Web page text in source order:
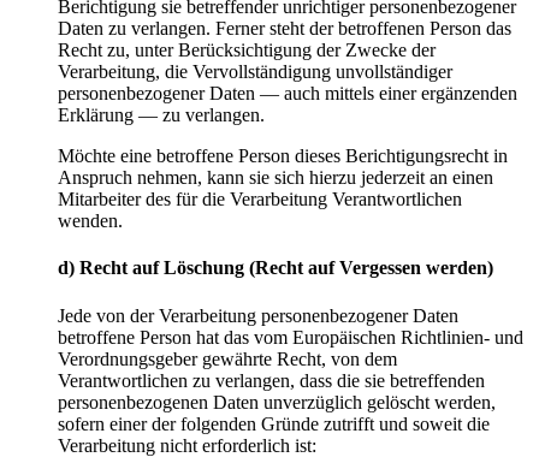
Berichtigung sie betreffender unrichtiger personenbezogener
Daten zu verlangen. Ferner steht der betroffenen Person das
Recht zu, unter Berücksichtigung der Zwecke der
Verarbeitung, die Vervollständigung unvollständiger
personenbezogener Daten — auch mittels einer ergänzenden
Erklärung — zu verlangen.
Möchte eine betroffene Person dieses Berichtigungsrecht in
Anspruch nehmen, kann sie sich hierzu jederzeit an einen
Mitarbeiter des für die Verarbeitung Verantwortlichen
wenden.
d) Recht auf Löschung (Recht auf Vergessen werden)
Jede von der Verarbeitung personenbezogener Daten
betroffene Person hat das vom Europäischen Richtlinien- und
Verordnungsgeber gewährte Recht, von dem
Verantwortlichen zu verlangen, dass die sie betreffenden
personenbezogenen Daten unverzüglich gelöscht werden,
sofern einer der folgenden Gründe zutrifft und soweit die
Verarbeitung nicht erforderlich ist: